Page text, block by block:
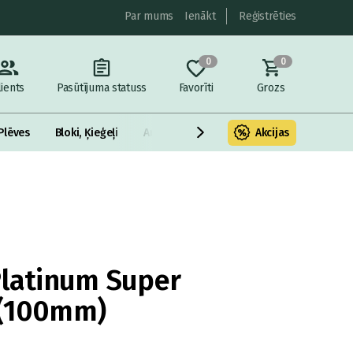
Par mums Ienākt Reģistrēties
Pasūtījuma statuss
0
Favorīti
0
Grozs
Bloki, Ķieģeļi Armatūra un metāls Fasādes
Akcijas
Super